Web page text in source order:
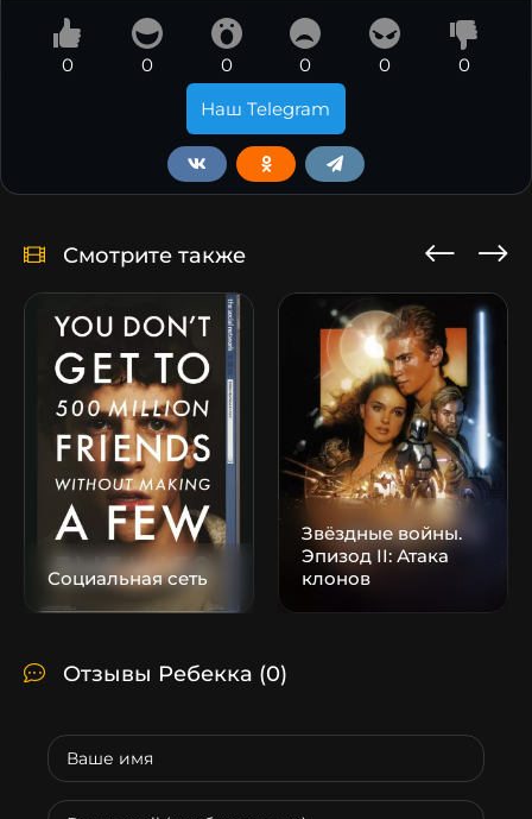
0 0 0 0 0
0
Наш Telegram
Смотрите также
Социальная сеть
Звёздные войны.
Эпизод II: Атака
клонов
Отзывы Ребекка (0)